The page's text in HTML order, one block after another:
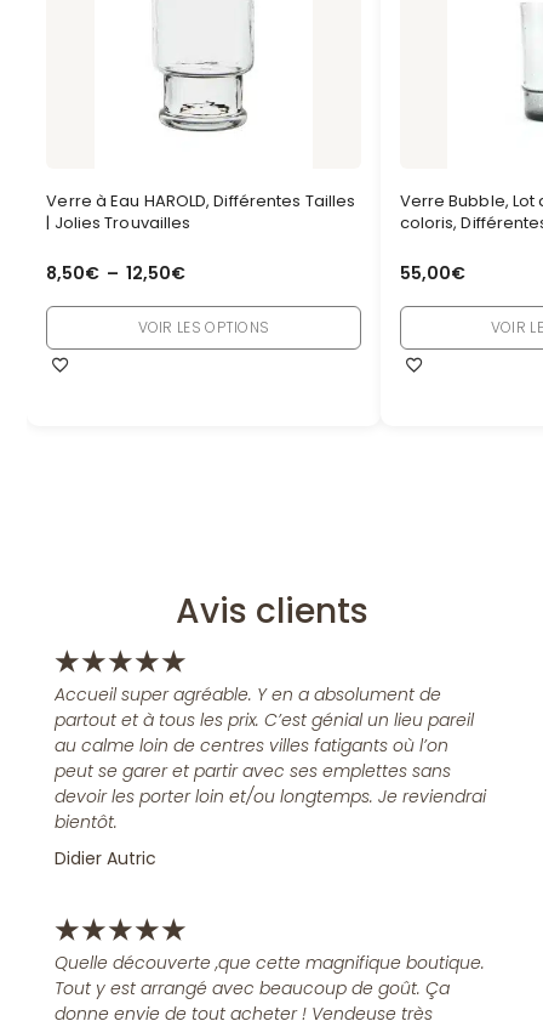
Verre à Eau HAROLD, Différentes Tailles
| Jolies Trouvailles
8,50€ – 12,50€
VOIR LES OPTIONS
Verre Bubble, Lot
coloris,
55,00€
VOIR
Avis clients
★★★★★
Accueil super agréable. Y en a absolument de
partout et à tous les prix. C’est génial un lieu pareil
au calme loin de centres villes fatigants où l’on
peut se garer et partir avec ses emplettes sans
devoir les porter loin et/ou longtemps. Je reviendrai
bientôt.
Didier Autric
★★★★★
Quelle découverte ,que cette magnifique boutique.
Tout y est arrangé avec beaucoup de goût. Ça
donne envie de tout acheter ! Vendeuse très